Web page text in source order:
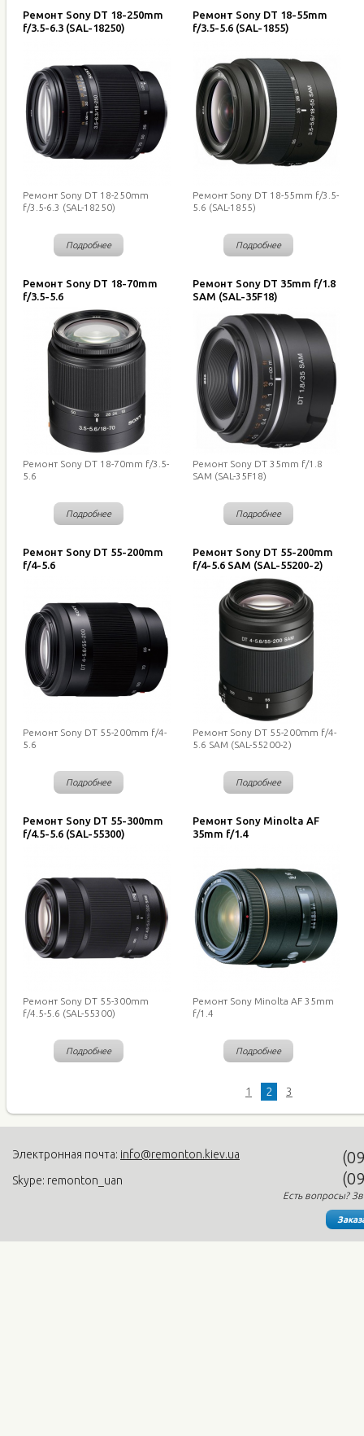
Ремонт Sony DT 18-250mm
f/3.5-6.3 (SAL-18250)
Ремонт Sony DT 18-250mm
f/3.5-6.3 (SAL-18250)
Подробнее
Ремонт Sony DT 18-55mm
f/3.5-5.6 (SAL-1855)
Ремонт Sony DT 18-55mm f/3.5-
5.6 (SAL-1855)
Подробнее
Ремонт Sony DT 18-70mm
f/3.5-5.6
Ремонт Sony DT 18-70mm f/3.5-
5.6
Подробнее
Ремонт Sony DT 35mm f/1.8
SAM (SAL-35F18)
Ремонт Sony DT 35mm f/1.8
SAM (SAL-35F18)
Подробнее
Ремонт Sony DT 55-200mm
f/4-5.6
Ремонт Sony DT 55-200mm f/4-
5.6
Подробнее
Ремонт Sony DT 55-200mm
f/4-5.6 SAM (SAL-55200-2)
Ремонт Sony DT 55-200mm f/4-
5.6 SAM (SAL-55200-2)
Подробнее
Ремонт Sony DT 55-300mm
f/4.5-5.6 (SAL-55300)
Ремонт Sony DT 55-300mm
f/4.5-5.6 (SAL-55300)
Подробнее
Ремонт Sony Minolta AF
35mm f/1.4
Ремонт Sony Minolta AF 35mm
f/1.4
Подробнее
1 2 3
Электронная почта: info@remonton.kiev.ua
Skype: remonton_uan
Есть вопросы?